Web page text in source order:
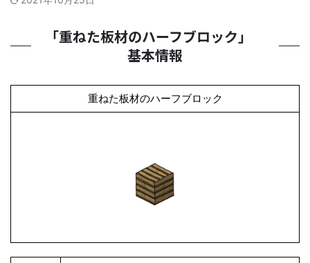
「重ねた板材のハーフブロック」
基本情報
重ねた板材のハーフブロック